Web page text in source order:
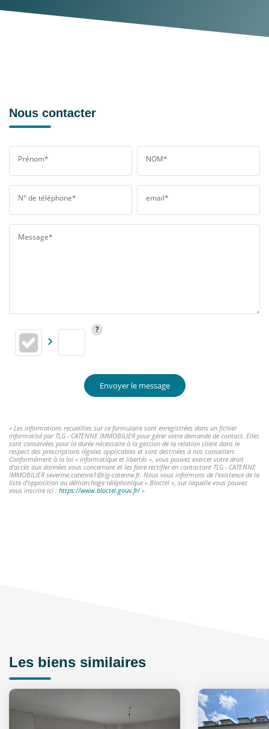
Nous contacter
Prénom* NOM*
N° de téléphone* email*
Message*
Envoyer le message
« Les informations recueillies sur ce formulaire sont enregistrées dans un fichier
informatisé par TLG - CATENNE IMMOBILIER pour gérer votre demande de contact. Elles
sont conservées pour la durée nécessaire à la gestion de la relation client dans le
respect des prescriptions légales applicables et sont destinées à nos conseillers
Conformément à la loi « informatique et libertés », vous pouvez exercer votre droit
d'accès aux données vous concernant et les faire rectifier en contactant TLG - CATENNE
IMMOBILIER severine.catenne1@tlg-catenne.fr. Nous vous informons de l'existence de la
liste d'opposition au démarchage téléphonique « Bloctel », sur laquelle vous pouvez
vous inscrire ici : https://www.bloctel.gouv.fr/»
Les biens similaires